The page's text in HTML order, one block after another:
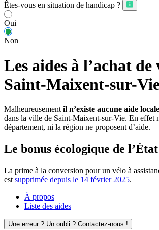
Êtes-vous en situation de handicap ?
Oui
Non
Les aides à l’achat de
Saint-Maixent-sur-
Malheureusement il n’existe aucune aide locale
dans la ville de Saint-Maixent-sur-Vie. En effet
département, ni la région ne proposent d’aide.
Le bonus écologique de l’État
La prime à la conversion pour un vélo à
est supprimée depuis le 14 février 2025.
À propos
Liste des aides
Une erreur ? Un oubli ? Contactez-nous !